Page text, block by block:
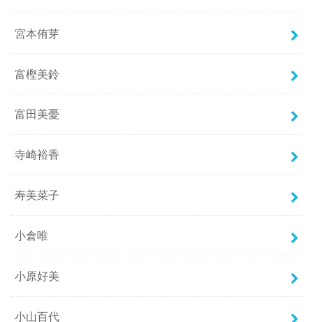
宮本侑芽
富樫美鈴
富田美憂
寺崎裕香
寿美菜子
小倉唯
小原好美
小山百代